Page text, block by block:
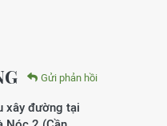
Gửi phản hồi
xây đường tại